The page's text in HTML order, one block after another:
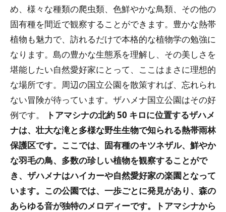
め、様々な種類の爬虫類、色鮮やかな鳥類、その他の
固有種を間近で観察することができます。豊かな熱帯
植物も魅力で、訪れるだけで本格的な植物学の勉強に
なります。島の豊かな生態系を理解し、その美しさを
堪能したい自然愛好家にとって、ここはまさに理想的
な場所です。周辺の国立公園を散策すれば、忘れられ
ない冒険が待っています。ザハメナ国立公園はその好
例です。
トアマシナの北約 50 キロに位置するザハメ
ナは、壮大な滝と多様な野生生物で知られる熱帯雨林
保護区です。ここでは、固有種のキツネザル、鮮やか
な羽毛の鳥、多数の珍しい植物を観察することがで
き、ザハメナはハイカーや自然愛好家の楽園となって
います。この公園では、一歩ごとに発見があり、森の
あらゆる音が独特のメロディーです。トアマシナから